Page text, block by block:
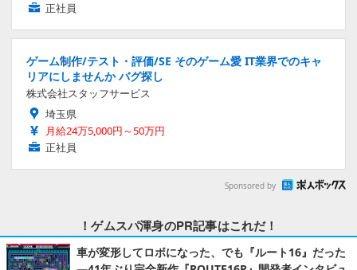
正社員
ゲーム制作/テスト・評価/SE そのゲーム愛 IT業界でのキャ
リアにしませんか バグ探し
株式会社スタッフサービス
埼玉県
月給24万5,000円～50万円
正社員
Sponsored by
！ゲムスパ渾身のPR記事はこれだ！
車が変形してロボになった、でも『ルート16』だった